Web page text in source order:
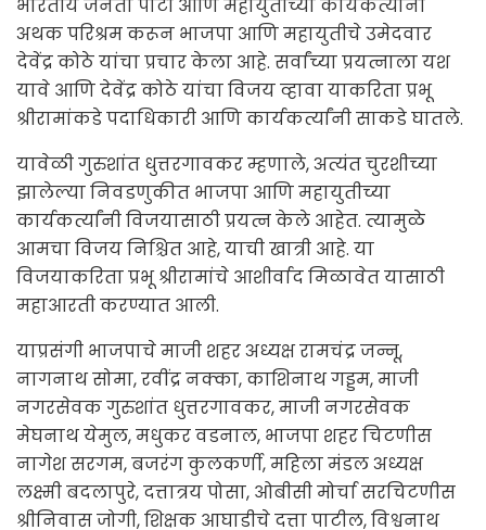
भारतीय जनता पार्टी आणि महायुतीच्या कार्यकर्त्यांनी
अथक परिश्रम करून भाजपा आणि महायुतीचे उमेदवार
देवेंद्र कोठे यांचा प्रचार केला आहे. सर्वांच्या प्रयत्नाला यश
यावे आणि देवेंद्र कोठे यांचा विजय व्हावा याकरिता प्रभू
श्रीरामांकडे पदाधिकारी आणि कार्यकर्त्यांनी साकडे घातले.
यावेळी गुरुशांत धुत्तरगावकर म्हणाले, अत्यंत चुरशीच्या
झालेल्या निवडणुकीत भाजपा आणि महायुतीच्या
कार्यकर्त्यांनी विजयासाठी प्रयत्न केले आहेत. त्यामुळे
आमचा विजय निश्चित आहे, याची खात्री आहे. या
विजयाकरिता प्रभू श्रीरामांचे आशीर्वाद मिळावेत यासाठी
महाआरती करण्यात आली.
याप्रसंगी भाजपाचे माजी शहर अध्यक्ष रामचंद्र जन्नू,
नागनाथ सोमा, रवींद्र नक्का, काशिनाथ गड्डम, माजी
नगरसेवक गुरुशांत धुत्तरगावकर, माजी नगरसेवक
मेघनाथ येमुल, मधुकर वडनाल, भाजपा शहर चिटणीस
नागेश सरगम, बजरंग कुलकर्णी, महिला मंडल अध्यक्ष
लक्ष्मी बदलापुरे, दत्तात्रय पोसा, ओबीसी मोर्चा सरचिटणीस
श्रीनिवास जोगी, शिक्षक आघाडीचे दत्ता पाटील, विश्वनाथ